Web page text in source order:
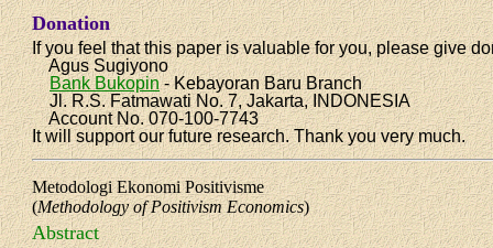
Donation
If you feel that this paper is valuable for you, please give
Agus Sugiyono
Bank Bukopin- Kebayoran Baru Branch
Jl. R.S. Fatmawati No. 7, Jakarta, INDONESIA
Account No. 070-100-7743
It will support our future research. Thank you very much.
Metodologi Ekonomi Positivisme
(Methodology of Positivism Economics)
Abstract